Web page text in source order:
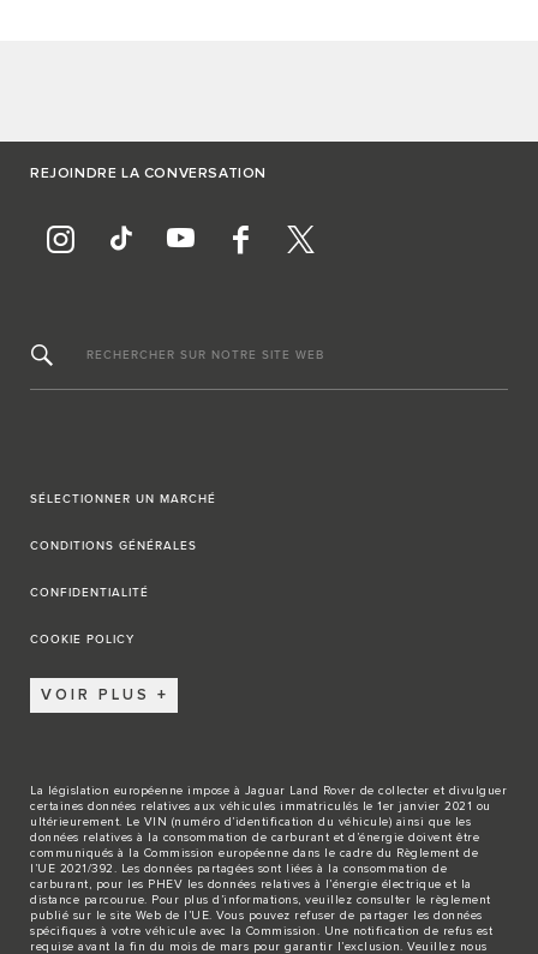
REJOINDRE LA CONVERSATION
RECHERCHER SUR NOTRE SITE WEB
SÉLECTIONNER UN MARCHÉ
CONDITIONS GÉNÉRALES
CONFIDENTIALITÉ
COOKIE POLICY
VOIR PLUS
La législation européenne impose à Jaguar Land Rover de collecter et divulguer
certaines données relatives aux véhicules immatriculés le 1er janvier 2021 ou
ultérieurement. Le VIN (numéro d’identification du véhicule) ainsi que les
données relatives à la consommation de carburant et d’énergie doivent être
communiqués à la Commission européenne dans le cadre du Règlement de
l’UE 2021/392. Les données partagées sont liées à la consommation de
carburant, pour les PHEV les données relatives à l’énergie électrique et la
distance parcourue. Pour plus d’informations, veuillez consulter le règlement
publié sur le site Web de l’UE . Vous pouvez refuser de partager les données
spécifiques à votre véhicule avec la Commission. Une notification de refus est
requise avant la fin du mois de mars pour garantir l’exclusion. Veuillez nous